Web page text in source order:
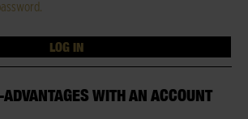
LOG IN
WITH AN ACCOUNT